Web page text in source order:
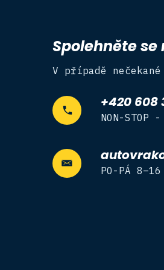
Spolehněte se
V případě
+420 608
NON-
PO-PÁ 8–16